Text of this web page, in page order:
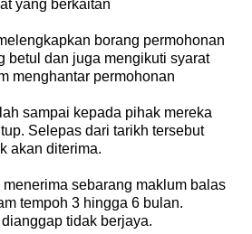
yang berkaitan
borang permohonan
betul dan juga mengikuti syarat
menghantar permohonan
sampai kepada pihak mereka
Selepas dari tarikh tersebut
akan diterima.
sebarang maklum balas
tempoh 3 hingga 6 bulan.
tidak berjaya.